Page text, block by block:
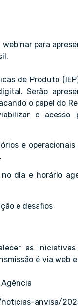
para
de Produto
Serão
o papel do
o
e
dia e horário
e desafios
as
é via web
anvisa/